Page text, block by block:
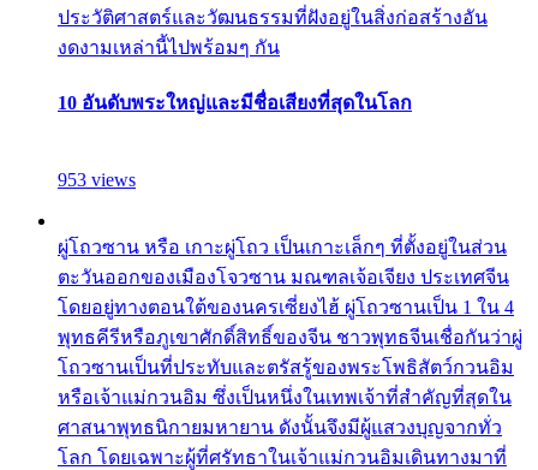
ประวัติศาสตร์และวัฒนธรรมที่ฝังอยู่ในสิ่งก่อสร้างอัน
งดงามเหล่านี้ไปพร้อมๆ กัน
10 อันดับพระใหญ่และมีชื่อเสียงที่สุดในโลก
953 views
ผู่โถวซาน หรือ เกาะผู่โถว เป็นเกาะเล็กๆ ที่ตั้งอยู่ในส่วน
ตะวันออกของเมืองโจวซาน มณฑลเจ้อเจียง ประเทศจีน
โดยอยู่ทางตอนใต้ของนครเซี่ยงไฮ้ ผู่โถวซานเป็น 1 ใน 4
พุทธคีรีหรือภูเขาศักดิ์สิทธิ์ของจีน ชาวพุทธจีนเชื่อกันว่าผู่
โถวซานเป็นที่ประทับและตรัสรู้ของพระโพธิสัตว์กวนอิม
หรือเจ้าแม่กวนอิม ซึ่งเป็นหนึ่งในเทพเจ้าที่สำคัญที่สุดใน
ศาสนาพุทธนิกายมหายาน ดังนั้นจึงมีผู้แสวงบุญจากทั่ว
โลก โดยเฉพาะผู้ที่ศรัทธาในเจ้าแม่กวนอิมเดินทางมาที่